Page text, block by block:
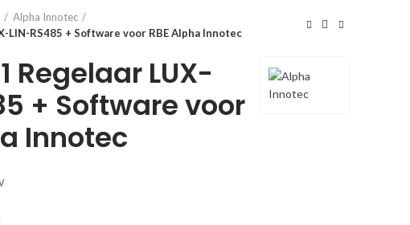
Alpha Innotec
LIN-RS485 + Software voor RBE Alpha Innotec
Regelaar LUX-
+ Software voor
Innotec